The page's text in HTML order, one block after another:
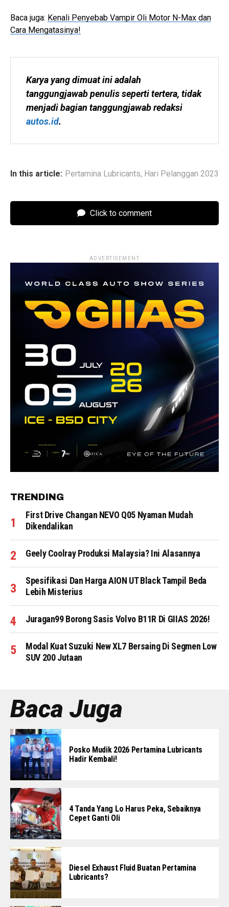
Baca juga: Kenali Penyebab Vampir Oli Motor N-Max dan
Cara Mengatasinya!
Karya yang dimuat ini adalah
tanggungjawab penulis seperti tertera, tidak
autos.id.
In this article: Pertamina Lubricants, Hari Pelanggan 2023
Click to comment
ADVERTISEMENT
TRENDING
First Drive Changan NEVO Q05 Nyaman Mudah
Dikendalikan
Geely Coolray Produksi Malaysia? Ini Alasannya
Spesifikasi Dan Harga AION UT Black Tampil Beda
Lebih Misterius
Juragan99 Borong Sasis Volvo B11R Di GIIAS 2026!
Modal Kuat Suzuki New XL7 Bersaing Di Segmen Low
SUV 200 Jutaan
Baca Juga
Posko Mudik 2026 Pertamina Lubricants
Hadir Kembali!
4 Tanda Yang Lo Harus Peka, Sebaiknya
Cepet Ganti Oli
Diesel Exhaust Fluid Buatan Pertamina
Lubricants?